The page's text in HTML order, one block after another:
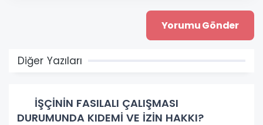
Diğer Yazıları
İŞÇİNİN FASILALI ÇALIŞMASI
DURUMUNDA KIDEMİ VE İZİN HAKKI?